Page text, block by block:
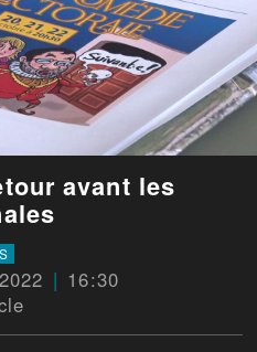
avant les
16:30